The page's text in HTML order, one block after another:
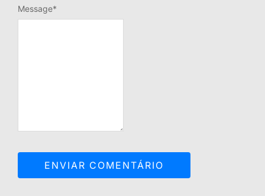
Message*